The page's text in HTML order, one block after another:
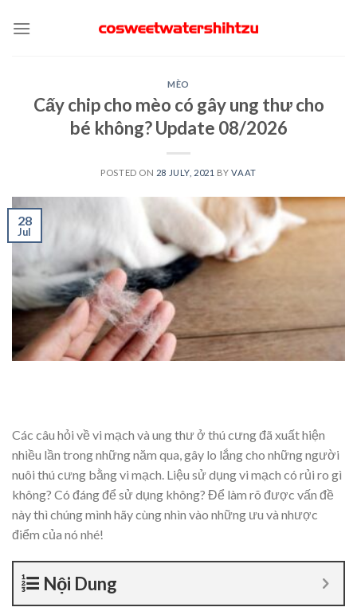
MÈO
Cấy chip cho mèo có gây ung thư cho
bé không? Update 08/2026
POSTED ON 28 JULY, 2021 BYVAAT
28
Jul
Các câu hỏi về vi mạch và ung thư ở thú cưng đã xuất hiện
nhiều lần trong những năm qua, gây lo lắng cho những người
nuôi thú cưng bằng vi mạch. Liệu sử dụng vi mạch có rủi ro gì
không? Có đáng để sử dụng không? Để làm rõ được vấn đề
này thì chúng mình hãy cùng nhìn vào những ưu và nhược
điểm của nó nhé!
Nội Dung